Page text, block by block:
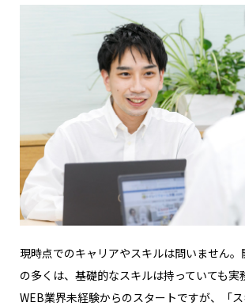
現時点でのキャリアやスキルは問いません
の多くは、基礎的なスキルは持っていても実
WEB業界未経験からのスタートですが、「